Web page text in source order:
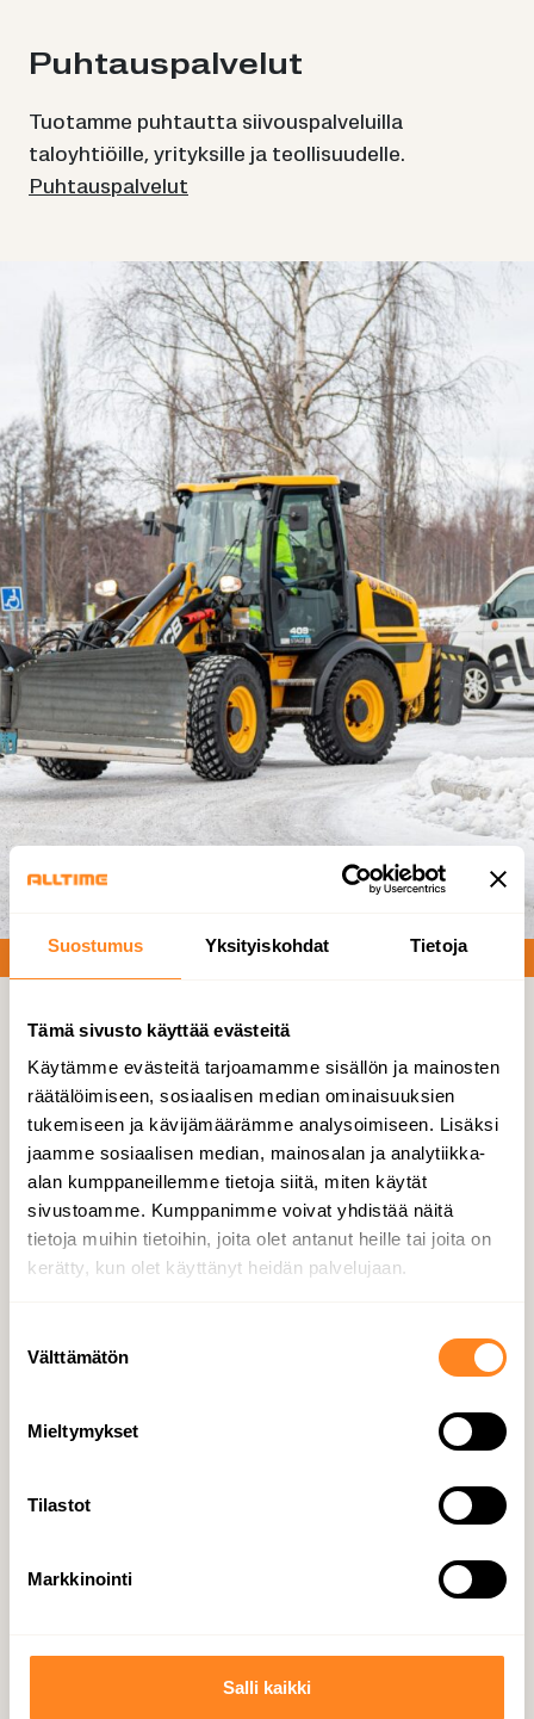
Suostumus Yksityiskohdat Tietoja
Tämä sivusto käyttää evästeitä
Käytämme evästeitä tarjoamamme sisällön ja mainosten
räätälöimiseen, sosiaalisen median ominaisuuksien
tukemiseen ja kävijämäärämme analysoimiseen. Lisäksi
jaamme sosiaalisen median, mainosalan ja analytiikka-
alan kumppaneillemme tietoja siitä, miten käytät
sivustoamme. Kumppanimme voivat yhdistää näitä
tietoja muihin tietoihin, joita olet antanut heille tai joita on
kerätty, kun olet käyttänyt heidän palvelujaan.
Välttämätön
Mieltymykset
Tilastot
Markkinointi
Salli kaikki
Puhtauspalvelut
Tuotamme puhtautta siivouspalveluilla
taloyhtiöille, yrityksille ja teollisuudelle.
Puhtauspalvelut
Infran kunnossapito
Infrapalvelumme pitävät sisällään kaupunkien ja
kuntien alueurakat ja merenkulun turvalaitteiden
huollon ja asennuksen vesiväylille
Infrapalvelut
Lue lisää All­ti­mes­ta